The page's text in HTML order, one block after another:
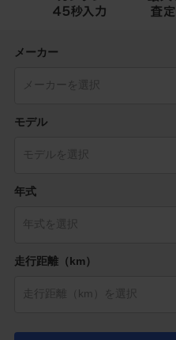
メーカー
モデル
年式
走行距離（km）